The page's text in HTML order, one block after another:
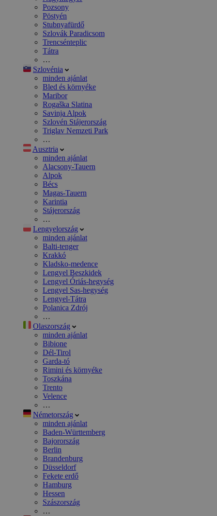
Pozsony
Pöstyén
Stubnyafürdő
Szlovák Paradicsom
Trencsénteplic
Tátra
…
Szlovénia
minden ajánlat
Bled és környéke
Maribor
Rogaška Slatina
Savinja Alpok
Szlovén Stájerország
Triglav Nemzeti Park
…
Ausztria
minden ajánlat
Alacsony-Tauern
Alpok
Bécs
Magas-Tauern
Karintia
Stájerország
…
Lengyelország
minden ajánlat
Balti-tenger
Krakkó
Kladsko-medence
Lengyel Beszkidek
Lengyel Óriás-hegység
Lengyel Sas-hegység
Lengyel-Tátra
Polanica Zdrój
…
Olaszország
minden ajánlat
Bibione
Dél-Tirol
Garda-tó
Rimini és környéke
Toszkána
Trento
Velence
…
Németország
minden ajánlat
Baden-Württemberg
Bajorország
Berlin
Brandenburg
Düsseldorf
Fekete erdő
Hamburg
Hessen
Szászország
…